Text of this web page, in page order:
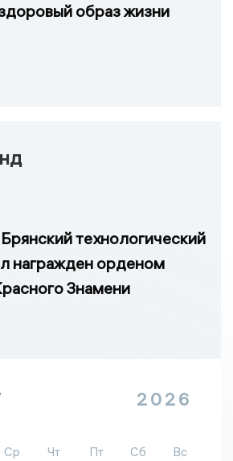
образ жизни
технологический
награжден орденом
Знамени
2026
Ср Чт Пт Сб
Вс